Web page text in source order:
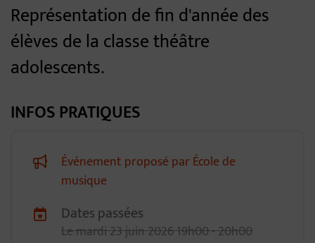
Représentation de fin d'année des
élèves de la classe théâtre
adolescents.
INFOS PRATIQUES
Événement proposé par École de
musique
Dates de planification
Dates passées
Lemardi23juin202619h00 - 20h00